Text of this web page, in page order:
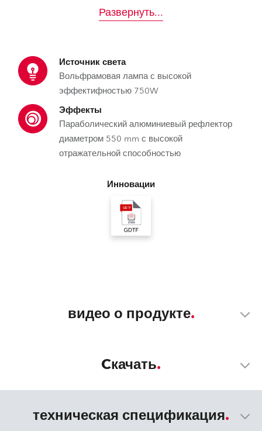
Развернуть...
Источник света
Вольфрамовая лампа с высокой
эффектифностью 750W
Эффекты
Параболический алюминиевый рефлектор
диаметром 550 mm с высокой
отражательной способностью
Инновации
видео о продукте
Cкачать
техническая спецификация